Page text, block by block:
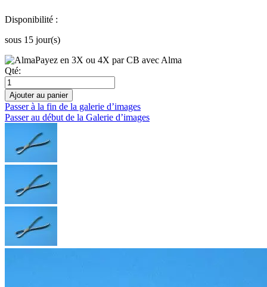
Disponibilité :
sous 15 jour(s)
Payez en 3X ou 4X par CB avec Alma
Qté:
Ajouter au panier
Passer à la fin de la galerie d’images
Passer au début de la Galerie d’images